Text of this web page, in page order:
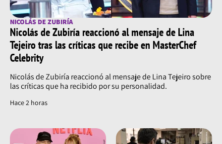
NICOLÁS DE ZUBIRÍA
Nicolás de Zubiría reaccionó al mensaje de Lina
Tejeiro tras las críticas que recibe en MasterChef
Celebrity
Nicolás de Zubiría reaccionó al mensaje de Lina Tejeiro sobre
las críticas que ha recibido por su personalidad.
Hace 2 horas